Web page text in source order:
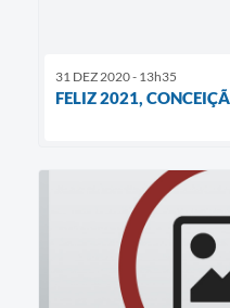
31 DEZ 2020 - 13h35
FELIZ 2021,